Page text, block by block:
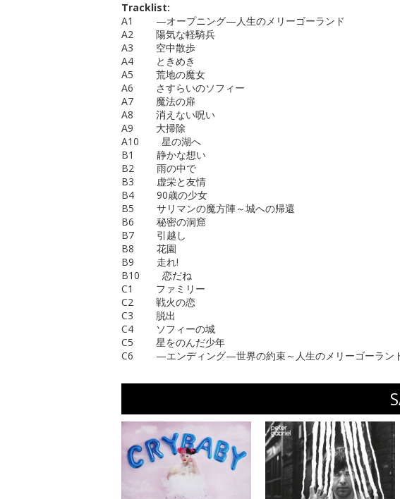
Tracklist:
A1 —オープニング—人生のメリーゴーランド
A2 陽気な軽騎兵
A3 空中散歩
A4 ときめき
A5 荒地の魔女
A6 さすらいのソフィー
A7 魔法の扉
A8 消えない呪い
A9 大掃除
A10 星の湖へ
B1 静かな想い
B2 雨の中で
B3 虚栄と友情
B4 90歳の少女
B5 サリマンの魔方陣～城への帰還
B6 秘密の洞窟
B7 引越し
B8 花園
B9 走れ!
B10 恋だね
C1 ファミリー
C2 戦火の恋
C3 脱出
C4 ソフィーの城
C5 星をのんだ少年
C6 —エンディング—世界の約束～人生のメリーゴーラン